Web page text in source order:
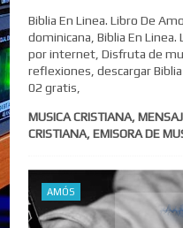
Biblia En Linea. Libro De
dominicana, Biblia En
por internet, Disfruta de
reflexiones, descargar
02 gratis,
MUSICA CRISTIANA,
CRISTIANA, EMISORA DE
AMÓS